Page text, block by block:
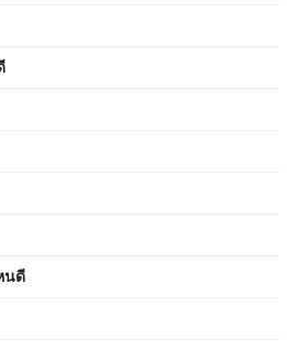
นดี